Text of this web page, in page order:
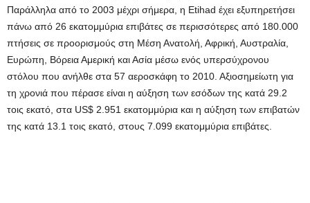
Παράλληλα από το 2003 μέχρι σήμερα, η Etihad έχει εξυπηρετήσει
πάνω από 26 εκατομμύρια επιβάτες σε περισσότερες από 180.000
πτήσεις σε προορισμούς στη Μέση Ανατολή, Αφρική, Αυστραλία,
Ευρώπη, Βόρεια Αμερική και Ασία μέσω ενός υπερσύχρονου
στόλου που ανήλθε στα 57 αεροσκάφη το 2010. Αξιοσημείωτη για
τη χρονιά που πέρασε είναι η αύξηση των εσόδων της κατά 29.2
τοις εκατό, στα US$ 2.951 εκατομμύρια και η αύξηση των επιβατών
της κατά 13.1 τοις εκατό, στους 7.099 εκατομμύρια επιβάτες.